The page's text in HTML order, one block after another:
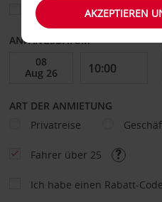
Eine andere
ANFANGSDATUM
ART DER ANMIETUNG
Privatreise
Fahrer über 25
Ich habe einen Rabatt-Code
AKZEPTIEREN